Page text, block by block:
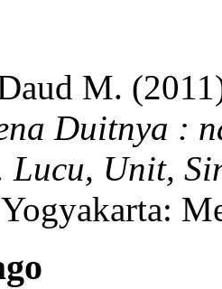
M.
Duitnya :
Lucu, Unit,
Yogyakarta: